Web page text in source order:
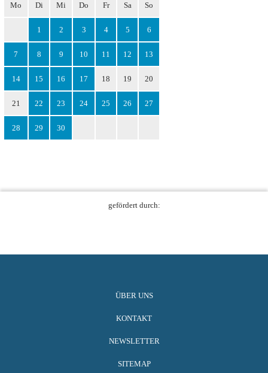
Mo Di Mi Do Fr Sa So
1 2 3 4 5 6
7 8 9 10 11 12 13
14 15 16 17 18 19 20
21 22 23 24 25 26 27
28 29 30
gefördert durch:
ÜBER UNS
KONTAKT
NEWSLETTER
SITEMAP